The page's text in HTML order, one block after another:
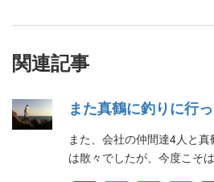
関連記事
また真鶴に釣りに行
また、会社の仲間達4人と
は散々でしたが、今度こそ